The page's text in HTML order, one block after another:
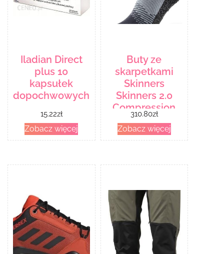
Iladian Direct
plus 10
kapsułek
dopochwowych
15.22zł
Zobacz więcej
Buty ze
skarpetkami
Skinners
Skinners 2.0
Compression
310.80zł
Zobacz więcej